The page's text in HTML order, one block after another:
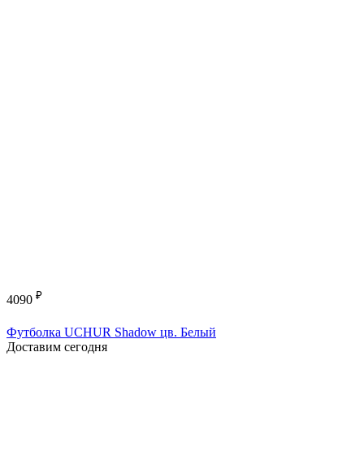
4090 ₽
Футболка UCHUR Shadow цв. Белый
Доставим сегодня